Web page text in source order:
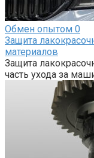
Обмен опытом 0
Защита
материалов
Защита
часть ухода за